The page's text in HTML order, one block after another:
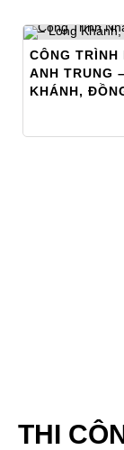
CÔNG TRÌNH
ANH TRUNG
KHÁNH,
THI